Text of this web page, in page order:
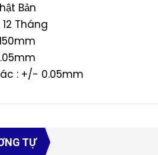
Bản
Tháng
: +/- 0.05mm
TỰ